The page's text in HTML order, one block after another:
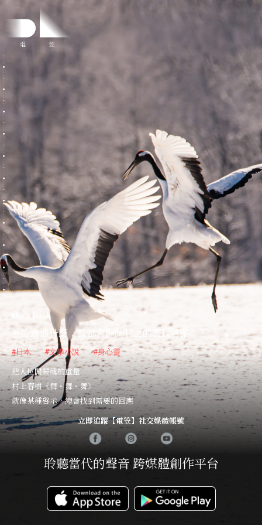
Flip a book
無論遭遇什麼，我都會翻閱村上的書找答案
#日本 #文學小說 #身心靈
把人拉開靈魂的重量
村上春樹《舞・舞・舞》
就像某種啓示，總會找到需要的回應
立即追蹤【電笠】社交媒體帳號
聆聽當代的聲音 跨媒體創作平台